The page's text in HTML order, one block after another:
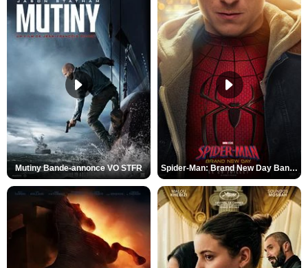
Mutiny Bande-annonce VO STFR Spider-Man: Brand New Day Bande-annonce VO STFR